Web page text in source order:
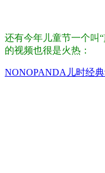
还有今年儿童节一个叫“
的视频也很是火热：
NONOPANDA儿时经